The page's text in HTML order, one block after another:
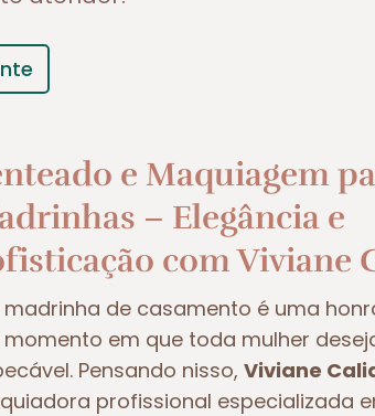
e Maquiagem
– Elegância e
com Viviane
madrinha de casamento é uma
momento em que toda mulher
Pensando nisso, Viviane
profissional especializada